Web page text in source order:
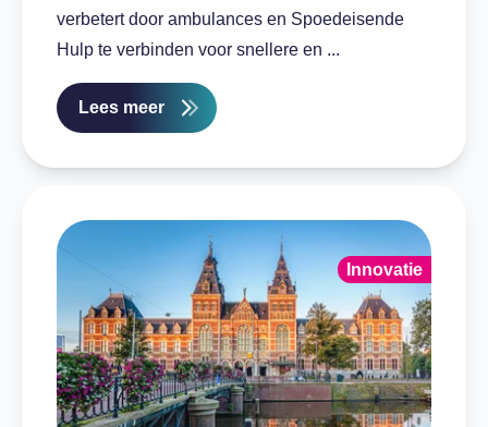
verbetert door ambulances en Spoedeisende
Hulp te verbinden voor snellere en ...
Lees meer
Innovatie